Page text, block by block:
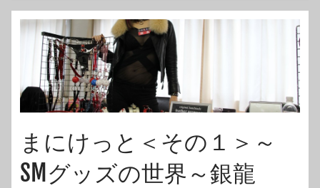
まにけっと＜その１＞～
SMグッズの世界～銀龍